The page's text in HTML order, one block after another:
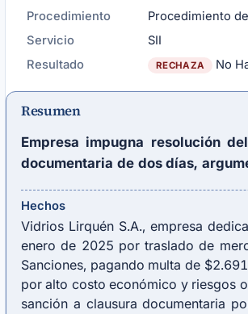
Procedimiento
Procedimiento
Servicio
SII
Resultado
RECHAZA No
Resumen
Empresa impugna resolución
documentaria de dos días,
Hechos
Vidrios Lirquén S.A., empresa
enero de 2025 por traslado de
Sanciones, pagando multa de
por alto costo económico y riesgos
sanción a clausura documentaria